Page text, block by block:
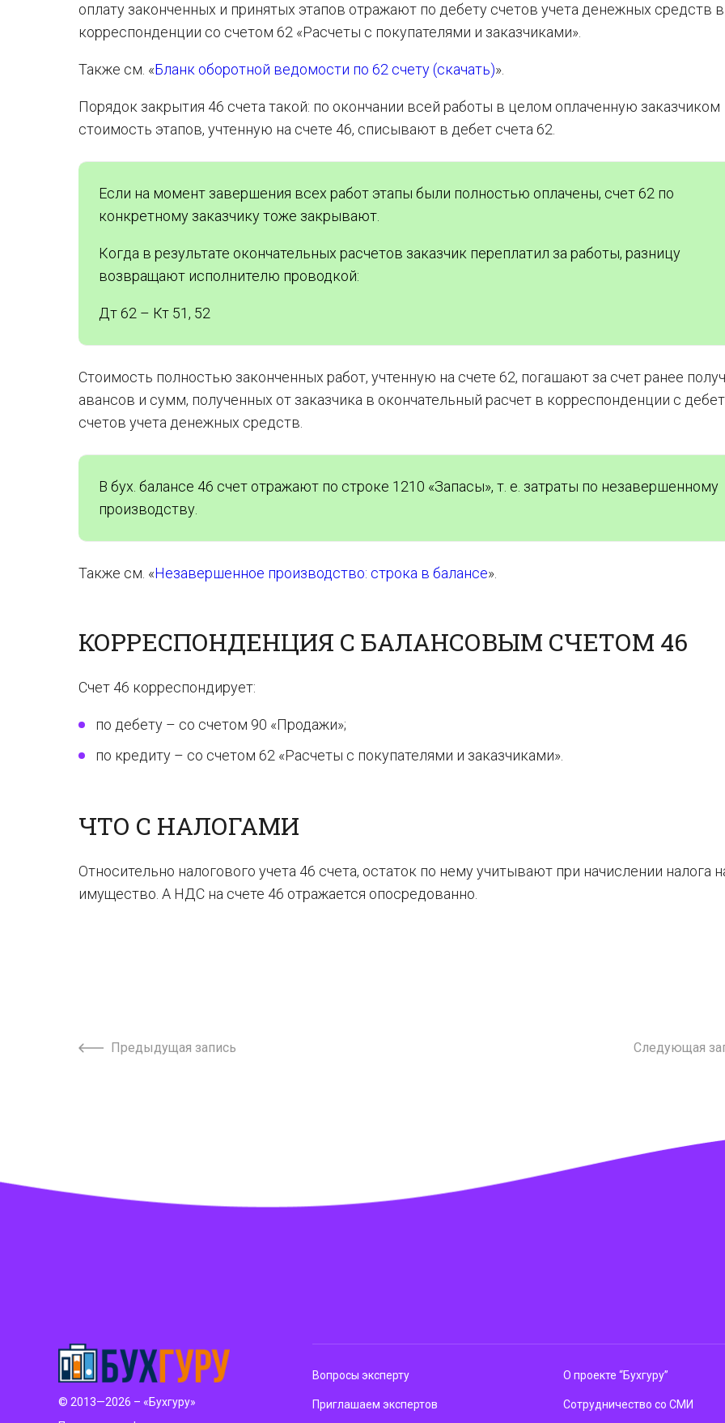
оплату законченных и принятых этапов отражают по дебету счетов учета денежных средств в
корреспонденции со счетом 62 «Расчеты с покупателями и заказчиками».
Также см. «Бланк оборотной ведомости по 62 счету (скачать)».
Порядок закрытия 46 счета такой: по окончании всей работы в целом оплаченную заказчиком
стоимость этапов, учтенную на счете 46, списывают в дебет счета 62.
Если на момент завершения всех работ этапы были полностью оплачены, счет 62 по
конкретному заказчику тоже закрывают.
Когда в результате окончательных расчетов заказчик переплатил за работы, разницу
возвращают исполнителю проводкой:
Дт 62 – Кт 51, 52
Стоимость полностью законченных работ, учтенную на счете 62, погашают за счет ранее
авансов и сумм, полученных от заказчика в окончательный расчет в корреспонденции с
счетов учета денежных средств.
В бух. балансе 46 счет отражают по строке 1210 «Запасы», т. е. затраты по незавершенному
производству.
Также см. «Незавершенное производство: строка в балансе».
КОРРЕСПОНДЕНЦИЯ С БАЛАНСОВЫМ СЧЕТОМ 46
Счет 46 корреспондирует:
по дебету – со счетом 90 «Продажи»;
по кредиту – со счетом 62 «Расчеты с покупателями и заказчиками».
ЧТО С НАЛОГАМИ
Относительно налогового учета 46 счета, остаток по нему учитывают при начислении налога
имущество. А НДС на счете 46 отражается опосредованно.
Предыдущая запись Следующая
© 2013—2026 – «Бухгуру»
Вопросы эксперту
Приглашаем экспертов
О проекте “Бухгуру”
Сотрудничество со СМИ